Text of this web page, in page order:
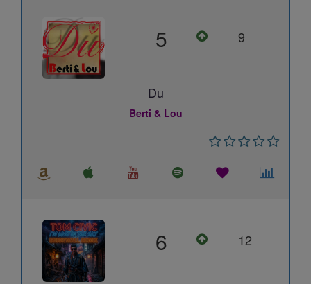
5 9
Du
Berti & Lou
6 12